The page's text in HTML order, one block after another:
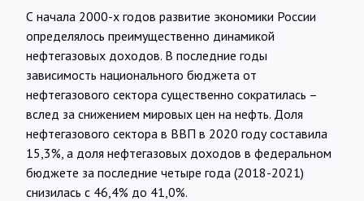
С начала 2000-х годов развитие экономики России
определялось преимущественно динамикой
нефтегазовых доходов. В последние годы
зависимость национального бюджета от
нефтегазового сектора существенно сократилась –
вслед за снижением мировых цен на нефть. Доля
нефтегазового сектора в ВВП в 2020 году составила
15,3%, а доля нефтегазовых доходов в федеральном
бюджете за последние четыре года (2018-2021)
снизилась с 46,4% до 41,0%.